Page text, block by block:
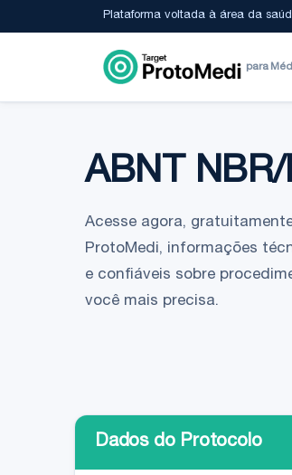
Plataforma voltada à área da
para
ABNT
Acesse agora,
ProtoMedi, informações
e confiáveis sobre
você mais precisa.
Dados do Protocolo